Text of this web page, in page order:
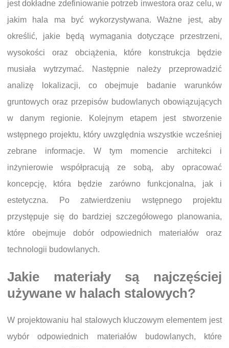
jest dokładne zdefiniowanie potrzeb inwestora oraz celu, w
jakim hala ma być wykorzystywana. Ważne jest, aby
określić, jakie będą wymagania dotyczące przestrzeni,
wysokości oraz obciążenia, które konstrukcja będzie
musiała wytrzymać. Następnie należy przeprowadzić
analizę lokalizacji, co obejmuje badanie warunków
gruntowych oraz przepisów budowlanych obowiązujących
w danym regionie. Kolejnym etapem jest stworzenie
wstępnego projektu, który uwzględnia wszystkie wcześniej
zebrane informacje. W tym momencie architekci i
inżynierowie współpracują ze sobą, aby opracować
koncepcję, która będzie zarówno funkcjonalna, jak i
estetyczna. Po zatwierdzeniu wstępnego projektu
przystępuje się do bardziej szczegółowego planowania,
które obejmuje dobór odpowiednich materiałów oraz
technologii budowlanych.
Jakie materiały są najczęściej
używane w halach stalowych?
W projektowaniu hal stalowych kluczowym elementem jest
wybór odpowiednich materiałów budowlanych, które